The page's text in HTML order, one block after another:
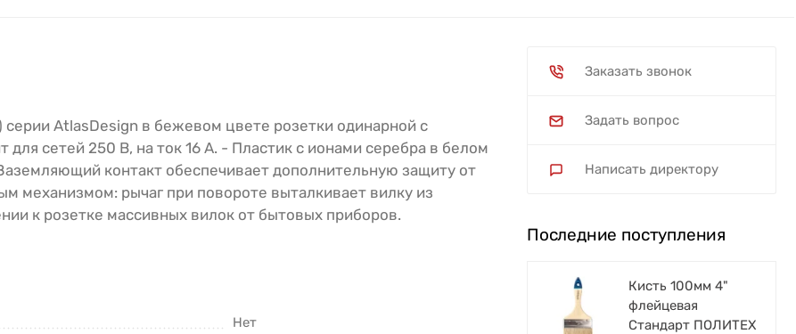
AtlasDesign в бежевом цвете розетки одинарной с
сетей 250 В, на ток 16 А. - Пластик с ионами серебра в белом
контакт обеспечивает дополнительную защиту от
механизмом: рычаг при повороте выталкивает вилку из
к розетке массивных вилок от бытовых приборов.
Нет
Заказать звонок
Задать вопрос
Написать директору
Последние поступления
Кисть 100мм 4"
флейцевая
Стандарт ПОЛИТЕХ